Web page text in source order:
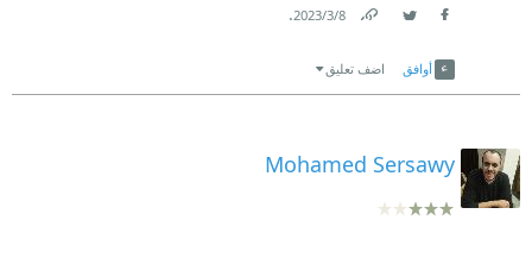
8‏/3‏/2023
.
أوافق اضف تعليق
Mohamed Sersawy